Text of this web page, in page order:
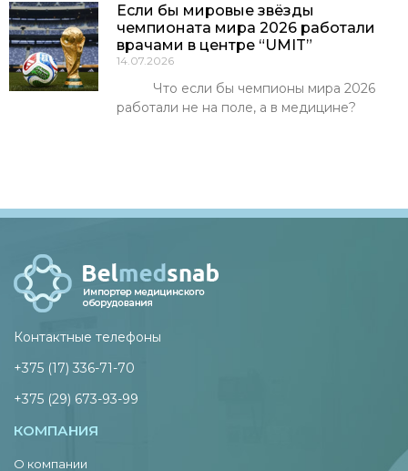
Если бы мировые звёзды
чемпионата мира 2026 работали
врачами в центре “UMIT”
14.07.2026
Что если бы чемпионы мира 2026
работали не на поле, а в медицине?
Контактные телефоны
+375 (17) 336-71-70
+375 (29) 673-93-99
КОМПАНИЯ
О компании